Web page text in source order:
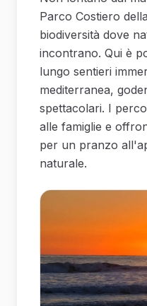
Parco Costiero
biodiversità dove
incontrano. Qui è
lungo sentieri
mediterranea,
spettacolari. I
alle famiglie e
per un pranzo
naturale.